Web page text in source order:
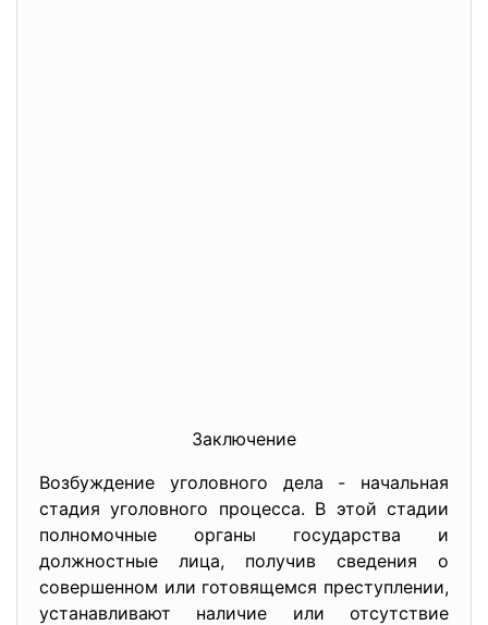
Заключение
Возбуждение уголовного дела - начальная
стадия уголовного процесса. В этой стадии
полномочные органы государства и
должностные лица, получив сведения о
совершенном или готовящемся преступлении,
устанавливают наличие или отсутствие